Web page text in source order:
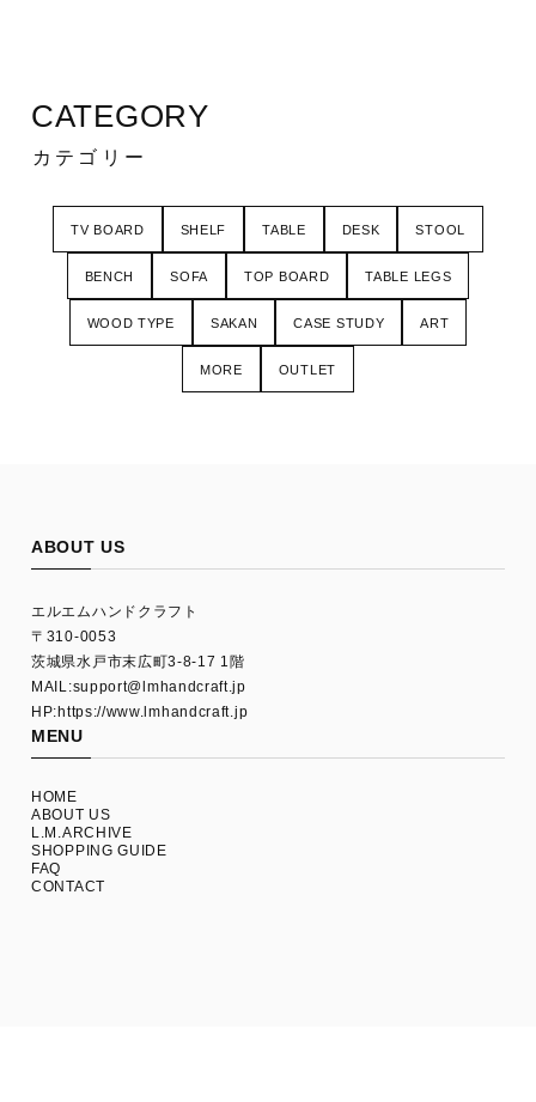
CATEGORY
カテゴリー
TV BOARD SHELF TABLE DESK STOOL
BENCH SOFA TOP BOARD TABLE LEGS
WOOD TYPE SAKAN CASE STUDY ART
MORE OUTLET
ABOUT US
エルエムハンドクラフト
〒310-0053
茨城県水戸市末広町3-8-17 1階
MAIL:support@lmhandcraft.jp
HP:https://www.lmhandcraft.jp
MENU
HOME
ABOUT US
L.M.ARCHIVE
SHOPPING GUIDE
FAQ
CONTACT